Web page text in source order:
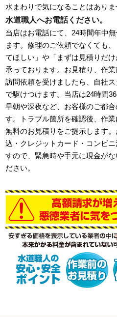
水まわりで気になることはありま
水道職人へお電話ください。
当店はお電話にて、24時間年中
ます。修理のご依頼でなくても
てほしい」や「まずは見積りだ
承っております。お見積り、作業
訪問依頼を受けましたら、自社
で駆けつけます。当店は24時間
早朝や深夜など、お客様のご都
す。トラブル箇所を確認後、作
無料のお見積りをご提示します
込・クレジットカード・コンビ
すので、緊急時や手元に現金が
ださい。